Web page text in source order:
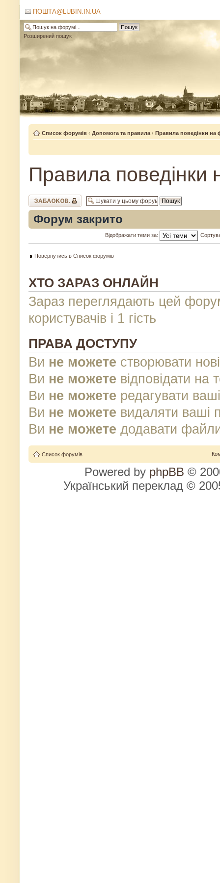
ПОШТА@LUBIN.IN.UA
Розширений пошук
Список форумів ‹ Допомога та правила ‹ Правила поведінки на
Правила поведінки
Форум закритий
Форум закрито
Відображати теми за:
Повернутись в Список форумів
ХТО ЗАРАЗ ОНЛАЙН
Зараз переглядають цей
користувачів і 1 гість
ПРАВА ДОСТУПУ
Ви не можете створювати
Ви не можете відповідати
Ви не можете редагувати
Ви не можете видаляти ваші
Ви не можете додавати
Список форумів
Powered by phpBB ©
Український переклад ©